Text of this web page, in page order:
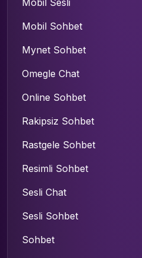
Mobil Sesli
Mobil Sohbet
Mynet Sohbet
Omegle Chat
Online Sohbet
Rakipsiz Sohbet
Rastgele Sohbet
Resimli Sohbet
Sesli Chat
Sesli Sohbet
Sohbet